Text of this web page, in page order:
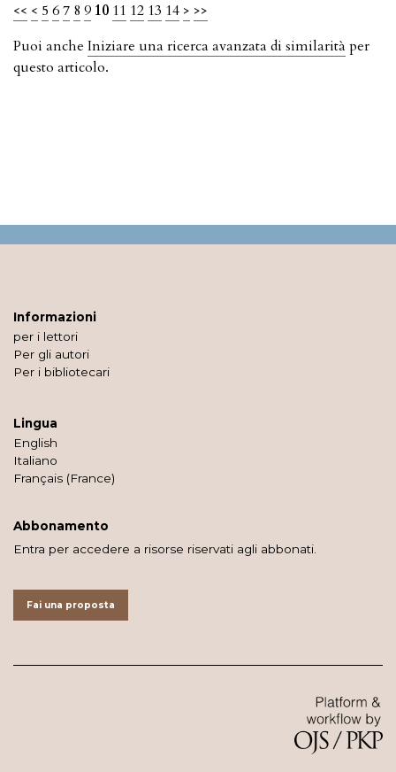
<< < 5 67 8 9 10 11 12 13 14 > >>
Puoi anche Iniziare una ricerca avanzata di similarità per
questo articolo.
Informazioni
per i lettori
Per gli autori
Per i bibliotecari
Lingua
English
Italiano
Français (France)
Abbonamento
Entra per accedere a risorse riservati agli abbonati.
Fai una proposta